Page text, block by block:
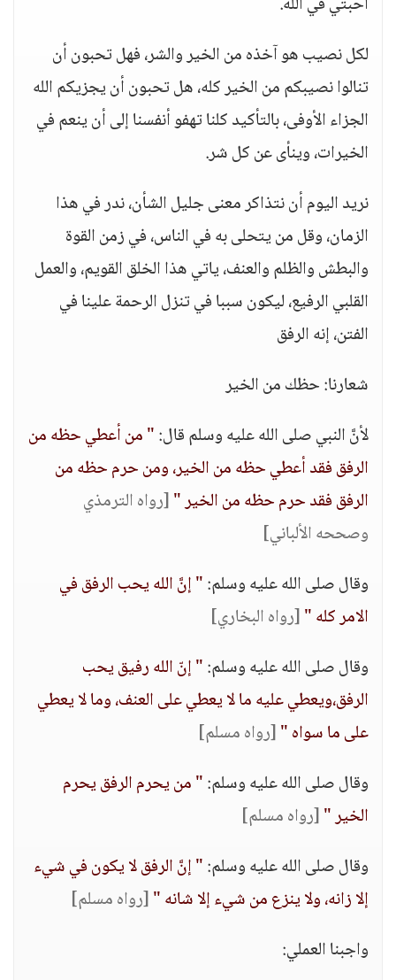
لكل نصيب هو آخذه من الخير والشر، فهل تحبون أن
تنالوا نصيبكم من الخير كله، هل تحبون أن يجزيكم الله
الجزاء الأوفى، بالتأكيد كلنا تهفو أنفسنا إلى أن ينعم في
الخيرات، وينأى عن كل شر.
نريد اليوم أن نتذاكر معنى جليل الشأن، ندر في هذا
الزمان، وقل من يتحلى به في الناس، في زمن القوة
والبطش والظلم والعنف، ياتي هذا الخلق القويم، والعمل
القلبي الرفيع، ليكون سببا في تنزل الرحمة علينا في
الفتن، إنه الرفق
شعارنا: حظك من الخير
لأنَّ النبي صلى الله عليه وسلم قال:" من أعطي حظه من
الرفق فقد أعطي حظه من الخير، ومن حرم حظه من
الرفق فقد حرم حظه من الخير "[رواه الترمذي
وصححه الألباني]
وقال صلى الله عليه وسلم:" إنَّ الله يحب الرفق في
الامر كله "[رواه البخاري]
وقال صلى الله عليه وسلم:" إنّ الله رفيق يحب
الرفق،ويعطي عليه ما لا يعطي على العنف، وما لا يعطي
على ما سواه "[رواه مسلم]
وقال صلى الله عليه وسلم:" من يحرم الرفق يحرم
الخير "[رواه مسلم]
وقال صلى الله عليه وسلم:" إنَّ الرفق لا يكون في شيء
إلا زانه، ولا ينزع من شيء إلا شانه "[رواه مسلم]
واجبنا العملي: